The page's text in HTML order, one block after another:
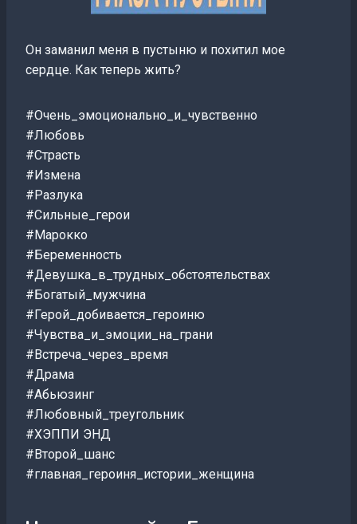
Он заманил меня в пустыню и похитил мое
сердце. Как теперь жить?
#Очень_эмоционально_и_чувственно
#Любовь
#Cтрасть
#Измена
#Разлука
#Сильные_герои
#Марокко
#Беременность
#Девушка_в_трудных_обстоятельствах
#Богатый_мужчина
#Герой_добивается_героиню
#Чувства_и_эмоции_на_грани
#Встреча_через_время
#Драма
#Абьюзинг
#Любовный_треугольник
#ХЭППИ ЭНД
#Второй_шанс
#главная_героиня_истории_женщина